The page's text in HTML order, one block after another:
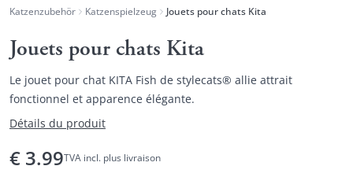
Katzenzubehör Katzenspielzeug Jouets pour chats Kita
Jouets pour chats Kita
Le jouet pour chat KITA Fish de stylecats® allie attrait
fonctionnel et apparence élégante.
Détails du produit
€ 3.99TVA incl. plus livraison